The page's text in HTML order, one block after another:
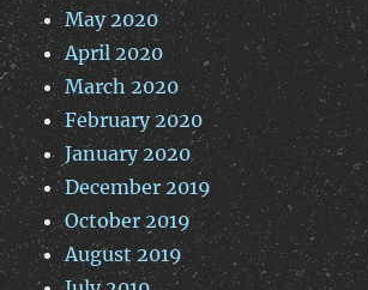
May 2020
April 2020
March 2020
February 2020
January 2020
December 2019
October 2019
August 2019